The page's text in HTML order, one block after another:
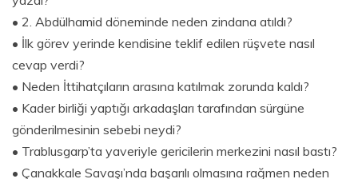
• 2. Abdülhamid döneminde neden zindana atıldı?
• İlk görev yerinde kendisine teklif edilen rüşvete nasıl
cevap verdi?
• Neden İttihatçıların arasına katılmak zorunda kaldı?
• Kader birliği yaptığı arkadaşları tarafından sürgüne
gönderilmesinin sebebi neydi?
• Trablusgarp’ta yaveriyle gericilerin merkezini nasıl bastı?
• Çanakkale Savaşı’nda başarılı olmasına rağmen neden